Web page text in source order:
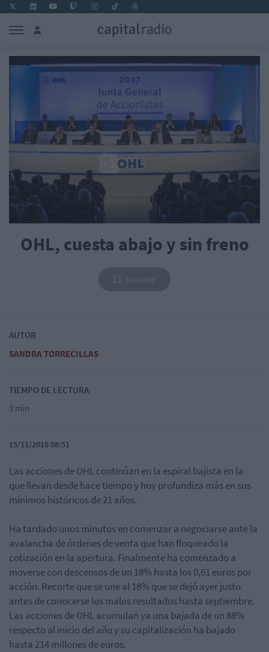
OHL, cuesta abajo y sin freno
AUTOR
SANDRA TORRECILLAS
TIEMPO DE LECTURA
3 min
15/11/2018 08:51
Las acciones de OHL continúan en la espiral bajista en la
que llevan desde hace tiempo y hoy profundiza más en sus
mínimos históricos de 21 años.
Ha tardado unos minutos en comenzar a negociarse ante la
avalancha de órdenes de venta que han floqueado la
cotización en la apertura. Finalmente ha comenzado a
moverse con descensos de un 18% hasta los 0,61 euros por
acción. Recorte que se une al 18% que se dejó ayer justo
antes de conocerse los malos resultados hasta septiembre.
Las acciones de OHL acumulan ya una bajada de un 88%
respecto al inicio del año y su capitalización ha bajado
hasta 214 millones de euros.